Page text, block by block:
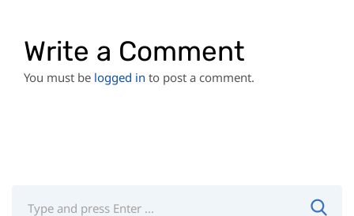
Write a Comment
You must be logged in to post a comment.